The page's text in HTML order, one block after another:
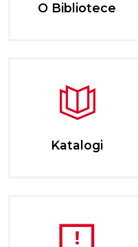
O Bibliotece
Katalogi